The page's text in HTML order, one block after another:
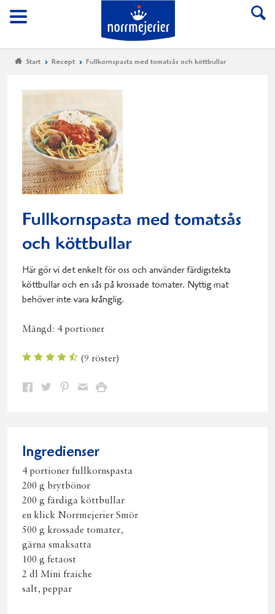
Meny
Till Norrmejerier
Start Recept Fullkornspasta med tomatsås och köttbullar
Fullkornspasta med tomatsås
och köttbullar
Här gör vi det enkelt för oss och använder färdigstekta
köttbullar och en sås på krossade tomater. Nyttig mat
behöver inte vara krånglig.
Mängd: 4 portioner
(9 röster)
Dela Dela Dela DelaSkriv
Ingredienser
4 portioner fullkornspasta
200 g brytbönor
200 g färdiga köttbullar
en klick Norrmejerier Smör
500 g krossade tomater,
gärna smaksatta
100 g fetaost
2 dl Mini fraiche
salt, peppar